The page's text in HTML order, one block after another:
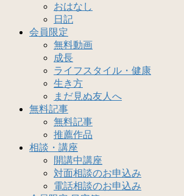
おはなし
日記
会員限定
無料動画
成長
ライフスタイル・健康
生き方
まだ見ぬ友人へ
無料記事
無料記事
推薦作品
相談・講座
開講中講座
対面相談のお申込み
電話相談のお申込み